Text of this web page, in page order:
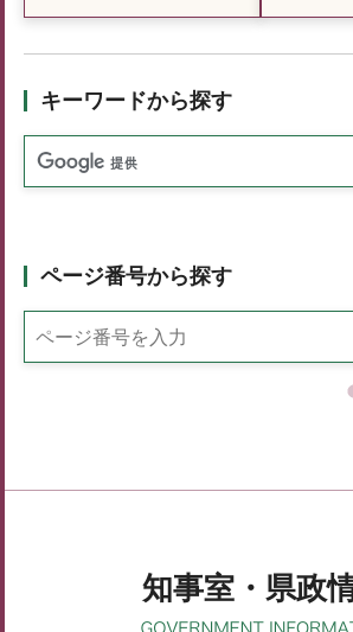
キーワードから探す
ページ番号から探す
知事室・県政